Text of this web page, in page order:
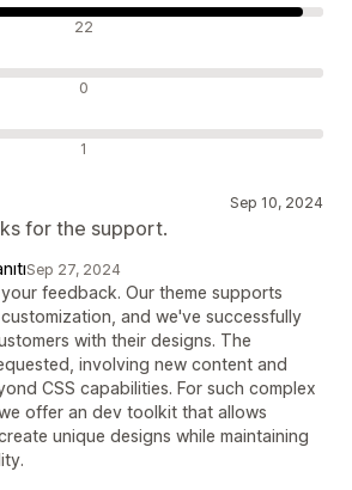
22
0
1
Sep 10, 2024
for the support.
Sep 27, 2024
feedback. Our theme supports
and we've successfully
with their designs. The
involving new content and
CSS capabilities. For such complex
offer an dev toolkit that allows
unique designs while maintaining